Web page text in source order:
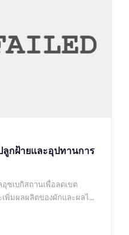
กฝ้ายและอุปทานการ
ซเบกิสถานเพื่อลดเขต
พิ่มผลผลิตของผักและผลไม้